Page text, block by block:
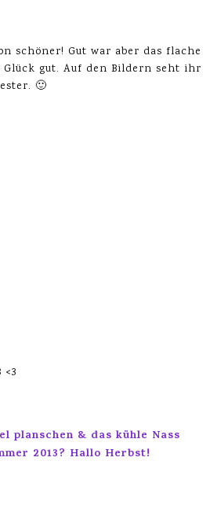
schöner! Gut war aber das flache
gut. Auf den Bildern seht ihr
🙂
planschen & das kühle Nass
2013? Hallo Herbst!